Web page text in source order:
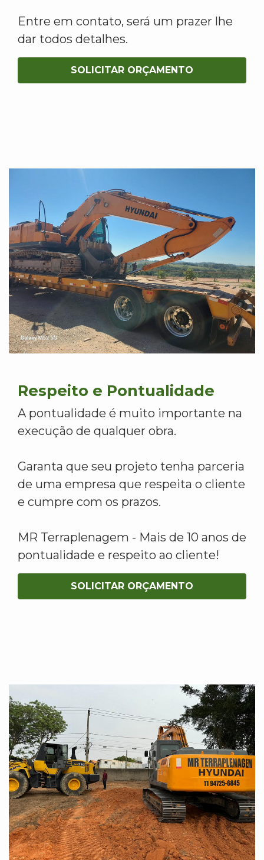
Entre em contato, será um prazer lhe
dar todos detalhes.
SOLICITAR ORÇAMENTO
Respeito e Pontualidade
A pontualidade é muito importante na
execução de qualquer obra.
Garanta que seu projeto tenha parceria
de uma empresa que respeita o cliente
e cumpre com os prazos.
MR Terraplenagem - Mais de 10 anos de
pontualidade e respeito ao cliente!
SOLICITAR ORÇAMENTO